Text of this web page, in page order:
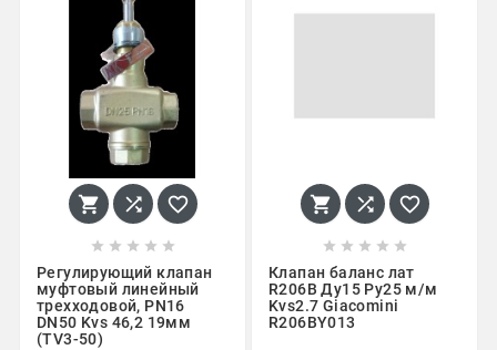
  
    
Регулирующий клапан
муфтовый линейный
трехходовой, PN16
DN50 Kvs 46,2 19мм
(TV3-50)
  
    
Клапан баланс лат
R206B Ду15 Ру25 м/м
Kvs2.7 Giacomini
R206BY013